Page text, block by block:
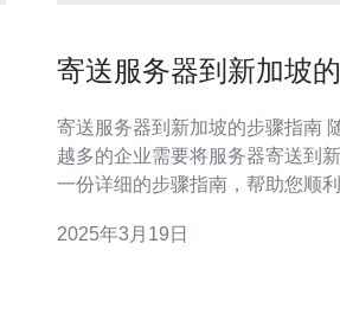
寄送服务器到新加坡
寄送服务器到新加坡的步骤指南 随着全球化的进程，越来
越多的企业需要将服务器寄送到
一份详细的步骤指南，帮助您顺
据：在寄送服务器之前，请务必
2025年3月19日